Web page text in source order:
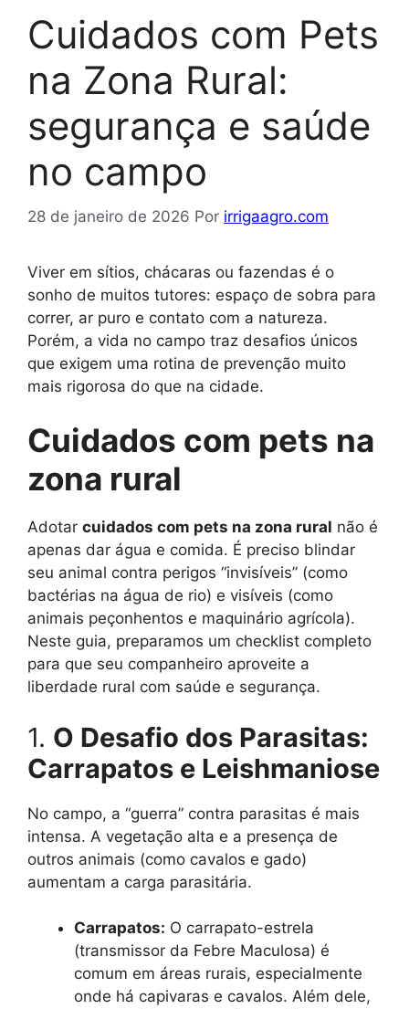
Cuidados com Pets
na Zona Rural:
segurança e saúde
no campo
28 de janeiro de 2026 Por irrigaagro.com
Viver em sítios, chácaras ou fazendas é o
sonho de muitos tutores: espaço de sobra para
correr, ar puro e contato com a natureza.
Porém, a vida no campo traz desafios únicos
que exigem uma rotina de prevenção muito
mais rigorosa do que na cidade.
Cuidados com pets na
zona rural
Adotar cuidados com pets na zona rural não é
apenas dar água e comida. É preciso blindar
seu animal contra perigos “invisíveis” (como
bactérias na água de rio) e visíveis (como
animais peçonhentos e maquinário agrícola).
Neste guia, preparamos um checklist completo
para que seu companheiro aproveite a
liberdade rural com saúde e segurança.
1. O Desafio dos Parasitas:
Carrapatos e Leishmaniose
No campo, a “guerra” contra parasitas é mais
intensa. A vegetação alta e a presença de
outros animais (como cavalos e gado)
aumentam a carga parasitária.
Carrapatos: O carrapato-estrela
(transmissor da Febre Maculosa) é
comum em áreas rurais, especialmente
onde há capivaras e cavalos. Além dele,